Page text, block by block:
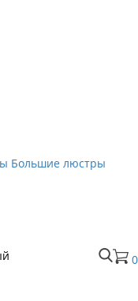
Большие люстры
0